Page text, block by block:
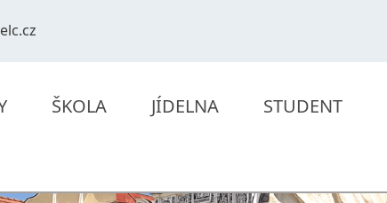
ŠKOLA JÍDELNA STUDENT